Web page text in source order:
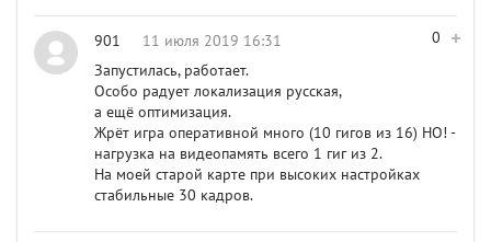
0
901
11 июля 2019 16:31
Запустилась, работает.
Особо радует локализация русская,
а ещё оптимизация.
Жрёт игра оперативной много (10 гигов из 16) НО! -
нагрузка на видеопамять всего 1 гиг из 2.
На моей старой карте при высоких настройках
стабильные 30 кадров.